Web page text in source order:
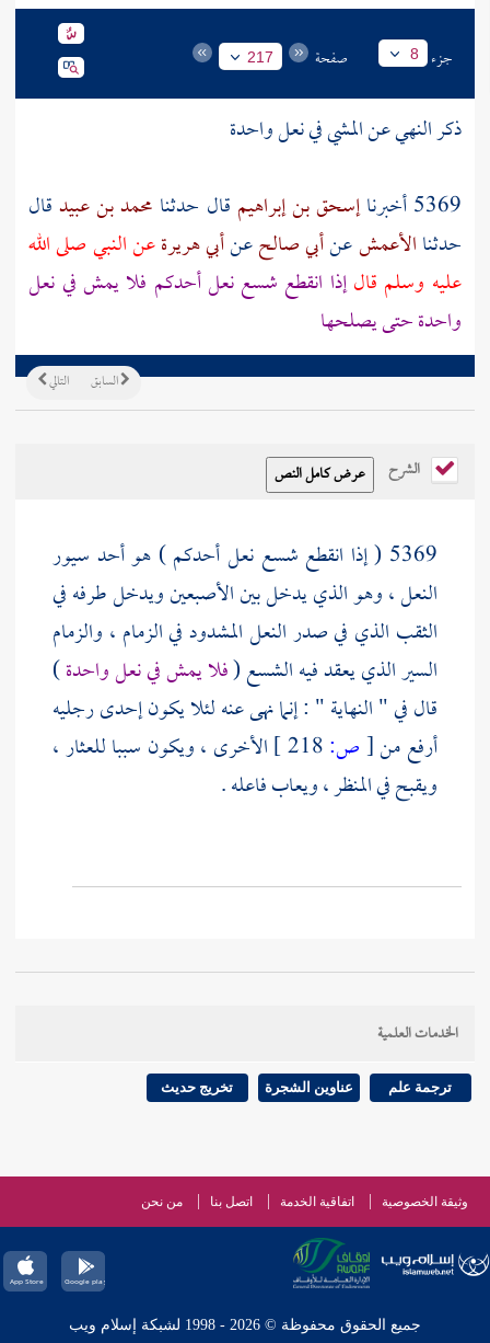
جزء 8 صفحة 217
ذكر النهي عن المشي في نعل واحدة
5369 أخبرنا
إسحق بن إبراهيم قال حدثنا محمد بن عبيدقال
حدثناالأعمشعنأبي صالحعنأبي هريرةعن النبي صلى الله
عليه وسلم قالإذا انقطع شسع نعل أحدكم فلا يمش في نعل
واحدة حتى يصلحها
التالي السابق
الشرح
5369 ( إذا انقطع شسع نعل أحدكم ) هو أحد سيور
النعل ، وهو الذي يدخل بين الأصبعين ويدخل طرفه في
الثقب الذي في صدر النعل المشدود في الزمام ، والزمام
السير الذي يعقد فيه الشسع (فلا يمش في نعل واحدة)
قال في " النهاية " : إنما نهى عنه لئلا يكون إحدى رجليه
أرفع من[ص:
الأخرى ، ويكون سببا للعثار ،
ويقبح في المنظر ، ويعاب فاعله .
الخدمات العلمية
ترجمة علم عناوين الشجرة تخريج حديث
وثيقة الخصوصية اتفاقية الخدمة اتصل بنا من نحن
جميع الحقوق محفوظة © 2026 - 1998 لشبكة إسلام ويب